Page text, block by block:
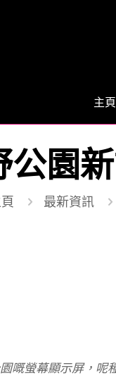
主頁
公園
最新資訊
嘅螢幕顯示屏，